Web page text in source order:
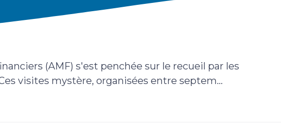
(AMF) s'est penchée sur le recueil par les
visites mystère, organisées entre septem...